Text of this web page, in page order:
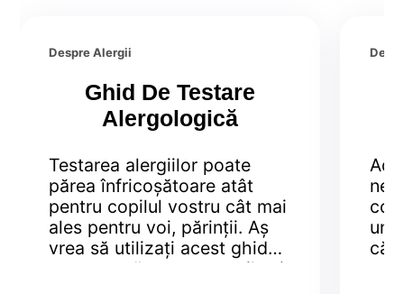
Despre Alergii
Ghid De Testare
Alergologică
Testarea alergiilor poate
părea înfricoșătoare atât
pentru copilul vostru cât mai
ales pentru voi, părinții. Aș
vrea să utilizați acest ghid
pentru a vă ușura temerile și
ne
că